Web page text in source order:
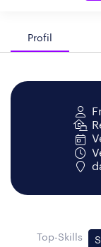
Profil
Top-Skills